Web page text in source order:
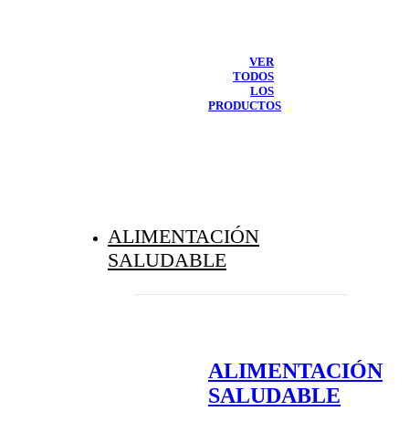
VER
TODOS
LOS
PRODUCTOS
ALIMENTACIÓN
SALUDABLE
ALIMENTACIÓN
SALUDABLE